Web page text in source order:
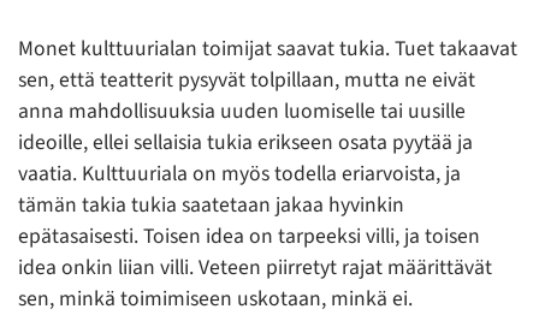
Monet kulttuurialan toimijat saavat tukia. Tuet takaavat
sen, että teatterit pysyvät tolpillaan, mutta ne eivät
anna mahdollisuuksia uuden luomiselle tai uusille
ideoille, ellei sellaisia tukia erikseen osata pyytää ja
vaatia. Kulttuuriala on myös todella eriarvoista, ja
tämän takia tukia saatetaan jakaa hyvinkin
epätasaisesti. Toisen idea on tarpeeksi villi, ja toisen
idea onkin liian villi. Veteen piirretyt rajat määrittävät
sen, minkä toimimiseen uskotaan, minkä ei.